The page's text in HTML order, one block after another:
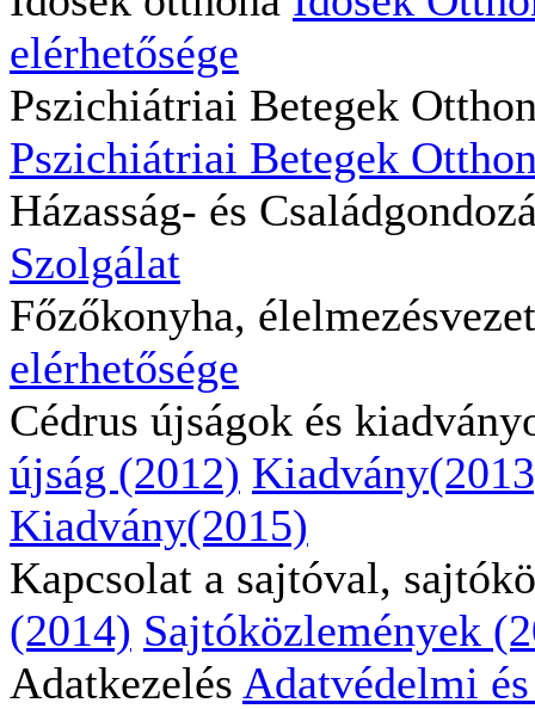
elérhetősége
Pszichiátriai Betegek
Pszichiátriai Betegek
Házasság- és
Szolgálat
Főzőkonyha,
elérhetősége
Cédrus újságok és
újság (2012)
Kiadvány(2015)
Kapcsolat a sajtóval,
(2014) Sajtóközlemények
Adatkezelés Adatvédelmi